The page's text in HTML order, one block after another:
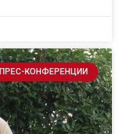
ПРЕС-КОНФЕРЕНЦИИ